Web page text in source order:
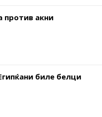
против акни
биле белци